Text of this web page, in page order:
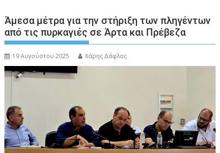
Άμεσα μέτρα για την στήριξη των πληγέντων
από τις πυρκαγιές σε Άρτα και Πρέβεζα
19 Αυγούστου 2025 Χάρης Δάφλος